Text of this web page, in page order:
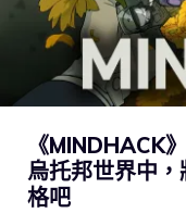
《MINDHACK
烏托邦世界中
格吧